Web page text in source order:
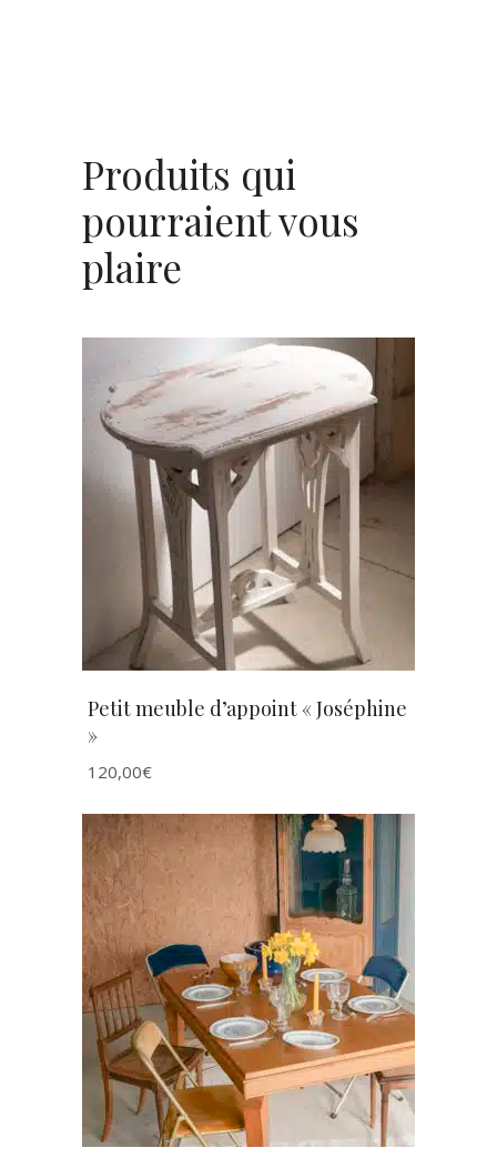
Produits qui
pourraient vous
plaire
AJOUTER AU PANIER
Petit meuble d’appoint « Joséphine
»
120,00€
AJOUTER AU PANIER